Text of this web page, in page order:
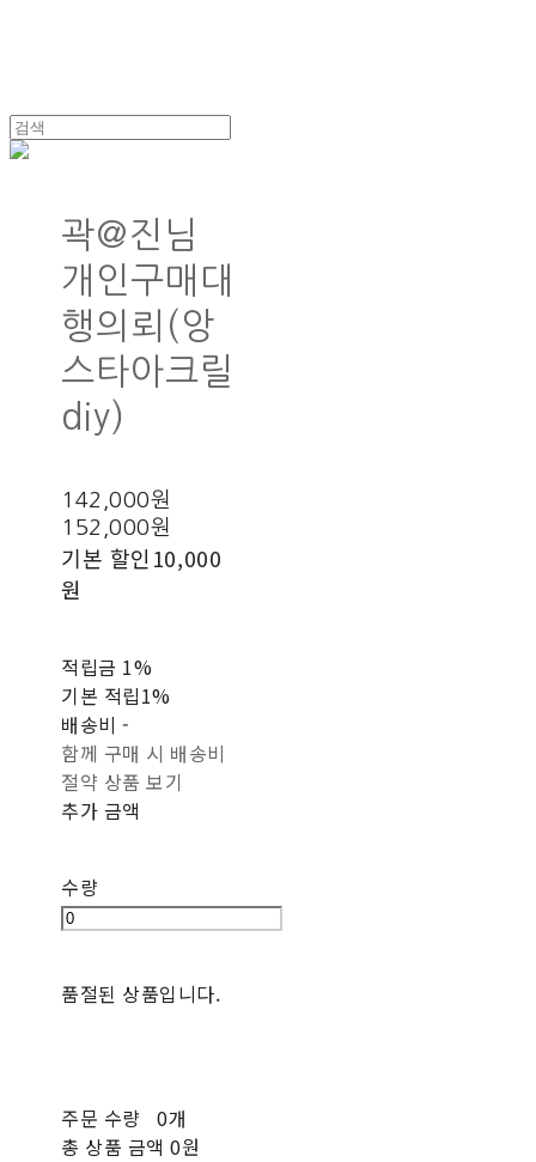
곽@진님
개인구매대
행의뢰(앙
스타아크릴
diy)
142,000원
152,000원
기본 할인 10,000
원
적립금 1%
기본 적립1%
배송비-
함께 구매 시 배송비
절약 상품 보기
추가 금액
수량
품절된 상품입니다.
주문 수량 0개
총 상품 금액 0원